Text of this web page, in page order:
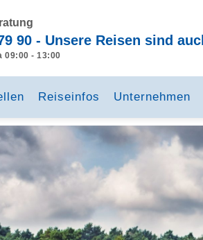
90 - Unsere Reisen sind
09:00 - 13:00
Reiseinfos Unternehmen